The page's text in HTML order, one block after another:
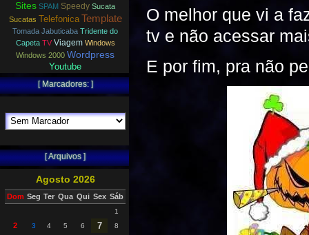
O melhor que vi a
tv e não acessar
E por fim, pra não
Sites SPAM Speedy Sucata
Sucatas Telefonica Template
Tomada Jabuticaba Tridente do
Capeta TV Viagem Windows
Windows 2000 Wordpress
Youtube
[ Marcadores: ]
[ Arquivos ]
Agosto 2026
Dom Seg Ter Qua Qui Sex Sáb
1
2 3 4 5 6 7 8